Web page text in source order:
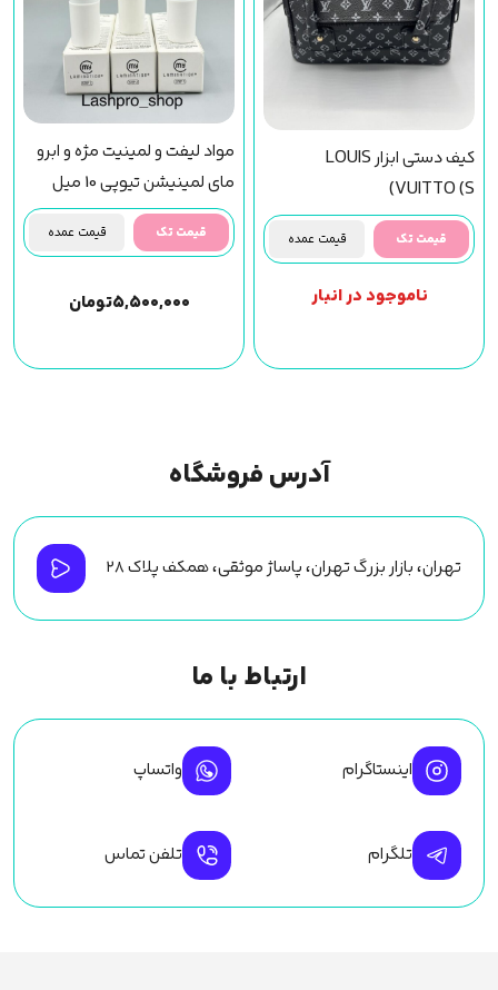
کیف دستی ابزار LOUIS
VUITTO (S)
قیمت تک قیمت عمده
ناموجود در انبار
مواد لیفت و لمینیت مژه و ابرو
مای لمینیشن تیوپی 10 میل
قیمت تک قیمت عمده
۵,۵۰۰,۰۰۰تومان
آدرس فروشگاه
تهران، بازار بزرگ تهران، پاساژ موثقی، همکف پلاک ۲۸
ارتباط با ما
اینستاگرام واتساپ
تلگرام تلفن تماس